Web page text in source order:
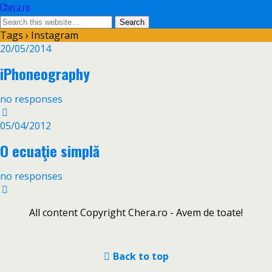
Chera.ro
Tags › Instagram
20/05/2014
iPhoneography
no responses
05/04/2012
O ecuaţie simplă
no responses
All content Copyright Chera.ro - Avem de toate!
Back to top